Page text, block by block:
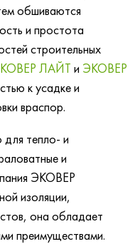
обшиваются
и простота
строительных
ЛАЙТ и ЭКОВЕР
к усадке и
враспор.
для тепло- и
и
ЭКОВЕР
изоляции,
она обладает
преимуществами.